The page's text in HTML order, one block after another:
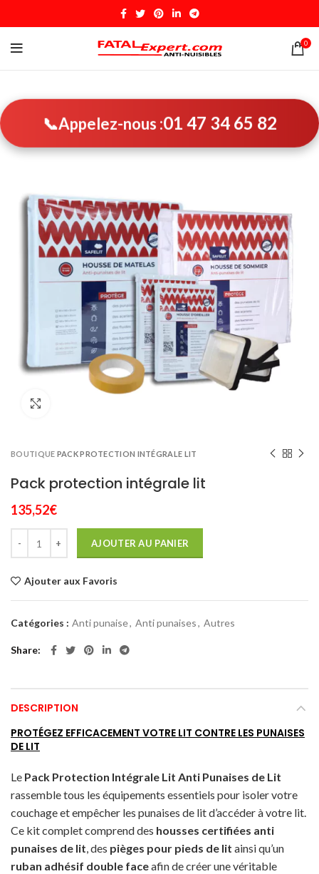
0
📞Appelez-nous :01 47 34 65 82
BOUTIQUE PACK PROTECTION INTÉGRALE LIT
Pack protection intégrale lit
135,52€
AJOUTER AU PANIER
Ajouter aux Favoris
Catégories : Anti punaise, Anti punaises, Autres
Share
DESCRIPTION
PROTÉGEZ EFFICACEMENT VOTRE LIT CONTRE LES PUNAISES
DE LIT
Le Pack Protection Intégrale Lit Anti Punaises de Lit
rassemble tous les équipements essentiels pour isoler votre
couchage et empêcher les punaises de lit d’accéder à votre lit.
Ce kit complet comprend des housses certifiées anti
punaises de lit, des pièges pour pieds de lit ainsi qu’un
ruban adhésif double faceafin de créer une véritable